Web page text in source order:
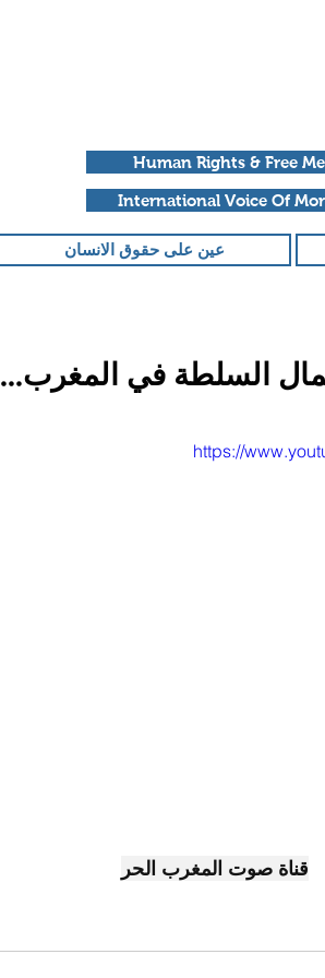
Human Rights & Free
International Voice Of
عين على حقوق الانسان
السلطة في المغرب...
https://
قناة صوت المغرب الحر